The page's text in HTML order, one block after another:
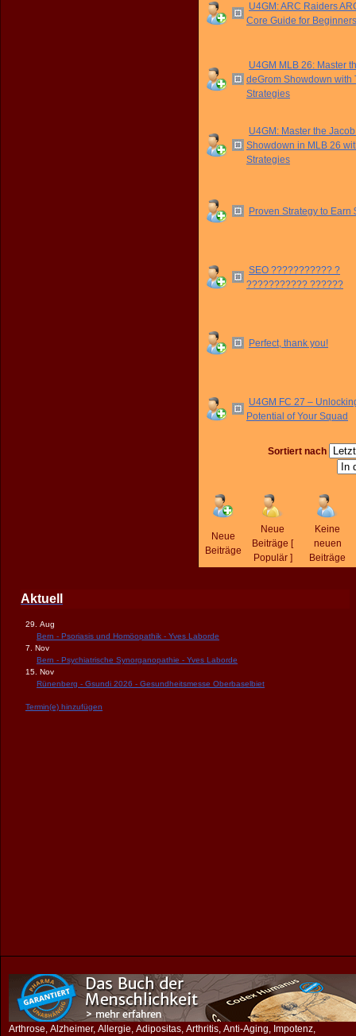
U4GM: ARC Raiders
Core Guide for Beginners
U4GM MLB 26: Master
deGrom Showdown with
Strategies
U4GM: Master the
Showdown in MLB 26
Strategies
Proven Strategy to Earn
SEO ??????????? ?
??????????? ??????
Perfect, thank you!
U4GM FC 27 –
Potential of Your Squad
Sortiert nach
Neue
Beiträge
Neue
Beiträge [
Populär ]
Keine
neuen
Beiträge
Aktuell
29. Aug
Bern - Psoriasis und Homöopathik - Yves Laborde
7. Nov
Bern - Psychiatrische Synorganopathie - Yves Laborde
15. Nov
Rünenberg - Gsundi 2026 - Gesundheitsmesse Oberbaselbiet
Termin(e) hinzufügen
Arthrose, Alzheimer, Allergie, Adipositas, Arthritis, Anti-Aging, Impotenz,